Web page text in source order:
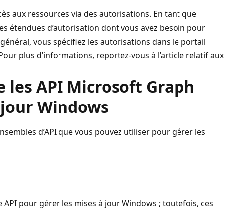
aux ressources via des autorisations. En tant que
étendues d’autorisation dont vous avez besoin pour
vous spécifiez les autorisations dans le portail
plus d’informations, reportez-vous à l’article relatif aux
API Microsoft Graph
Windows
d’API que vous pouvez utiliser pour gérer les
API pour gérer les mises à jour Windows ; toutefois, ces